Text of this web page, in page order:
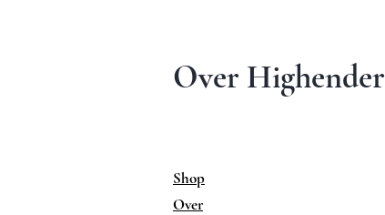
Over Highender
Shop
Over